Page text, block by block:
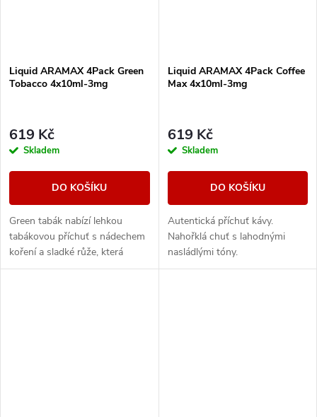
Liquid ARAMAX 4Pack Green
Tobacco 4x10ml-3mg
619 Kč
Skladem
DO KOŠÍKU
Green tabák nabízí lehkou
tabákovou příchuť s nádechem
koření a sladké růže, která
zanechá lehce pikantní příchuť.
Liquid ARAMAX 4Pack Coffee
Max 4x10ml-3mg
619 Kč
Skladem
DO KOŠÍKU
Autentická příchuť kávy.
Nahořklá chuť s lahodnými
nasládlými tóny.